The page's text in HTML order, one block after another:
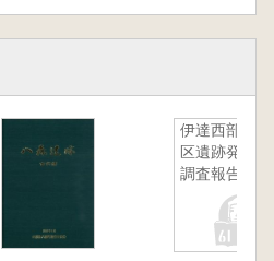
伊達西部地
区遺跡発掘
調査報告